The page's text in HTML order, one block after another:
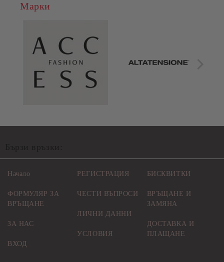
Марки
Начало
ФОРМУЛЯР ЗА
ВРЪЩАНЕ
ЗА НАС
ВХОД
РЕГИСТРАЦИЯ
ЧЕСТИ ВЪПРОСИ
ЛИЧНИ ДАННИ
УСЛОВИЯ
БИСКВИТКИ
ВРЪЩАНЕ И
ЗАМЯНА
ДОСТАВКА И
ПЛАЩАНЕ